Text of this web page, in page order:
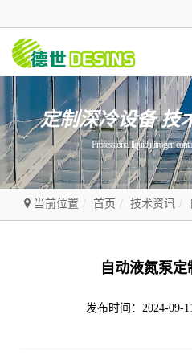
定制深冷设备 技
Professional liquid nitrogen
当前位置 首页 技术资讯
自动液氮泵
发布时间：2024-09-